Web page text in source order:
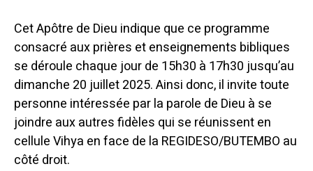
Cet Apôtre de Dieu indique que ce programme
consacré aux prières et enseignements bibliques
se déroule chaque jour de 15h30 à 17h30 jusqu’au
dimanche 20 juillet 2025.Ainsi donc, il invite toute
personne intéressée par la parole de Dieu à se
joindre aux autres fidèles qui se réunissent en
cellule Vihya en face de la REGIDESO/BUTEMBO au
côté droit.